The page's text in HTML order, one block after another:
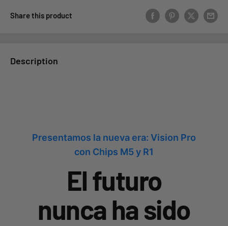
Share this product
Description
Presentamos la nueva era: Vision Pro
con Chips M5 y R1
El futuro
nunca ha sido